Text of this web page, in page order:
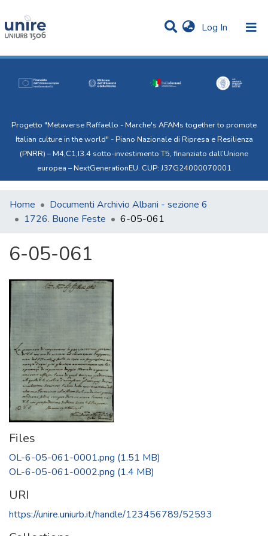
Log In (current)
Statistics
Progetto "Metaverse Raffaello - Marche's AFAMs together to promote
Italian culture in the world" - Piano Nazionale di Ripresa e Resilienza
(PNRR) – M4,C1,I3.4 sotto-investimento T5, finanziato dall’Unione
europea – NextGenerationEU. CUP: J37G24000070001
Home
Documenti Archivio Albani - sezione 6
1726. Buone Feste
6-05-061
6-05-061
Files
OL-6-05-061-0001.png (1.51 MB)
OL-6-05-061-0002.png (1.4 MB)
URI
https://unire.uniurb.it/handle/123456789/52593